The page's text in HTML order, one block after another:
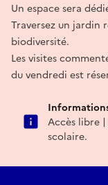
Un espace sera
Traversez un jardin
biodiversité.
Les visites
du vendredi est
Accès libre
scolaire.